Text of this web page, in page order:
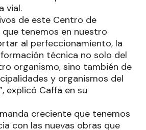
vial.
de este Centro de
tenemos en nuestro
al perfeccionamiento, la
técnica no solo del
organismo, sino también de
y organismos del
explicó Caffa en su
creciente que tenemos
con las nuevas obras que